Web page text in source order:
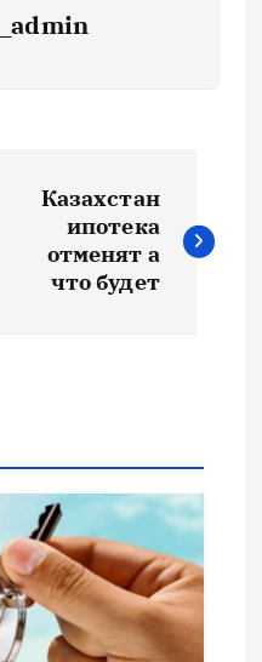
Казахстан
ипотека
отменят а
что будет